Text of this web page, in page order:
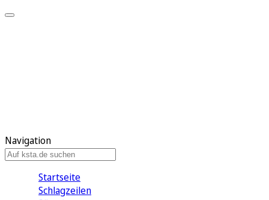
Navigation
Startseite
Schlagzeilen